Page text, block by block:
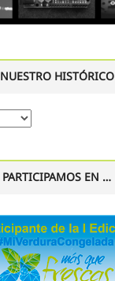
NUESTRO HISTÓRICO
PARTICIPAMOS EN …